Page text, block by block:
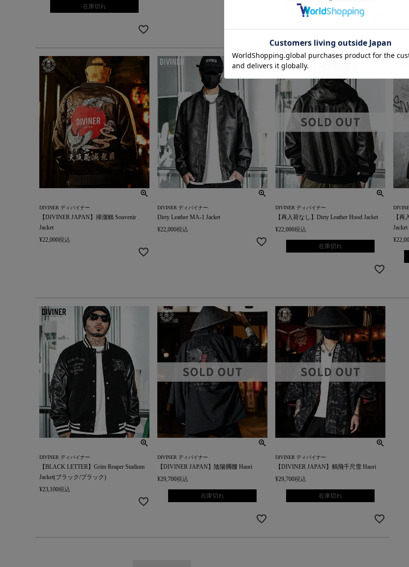
在庫切れ
DIVINER ディバイナー
【DIVINER JAPAN】掃溜鶴 Souvenir
Jacket
¥22,000税込
DIVINER ディバイナー
Dirty Leather MA-1 Jacket
¥22,000税込
DIVINER ディバイナー
【再入荷なし】Dirty Leather Hood Jacket
¥22,000税込
在庫切れ
【再
Jacket
¥
DIVINER ディバイナー
【BLACK LETTER】Grim Reaper Stadium
Jacket(ブラック/ブラック)
¥23,100税込
DIVINER ディバイナー
【DIVINER JAPAN】陰陽髑髏 Haori
¥29,700税込
在庫切れ
DIVINER ディバイナー
【DIVINER JAPAN】鶴飛千尺雪 Haori
¥29,700税込
在庫切れ